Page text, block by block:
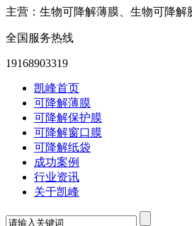
主营：生物可降解薄膜、生物可降解
全国服务热线
19168903319
凯峰首页
可降解薄膜
可降解保护膜
可降解窗口膜
可降解纸袋
成功案例
行业资讯
关于凯峰